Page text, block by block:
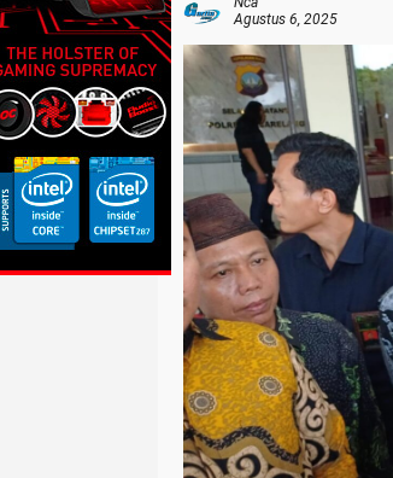
Agustus 6, 2025